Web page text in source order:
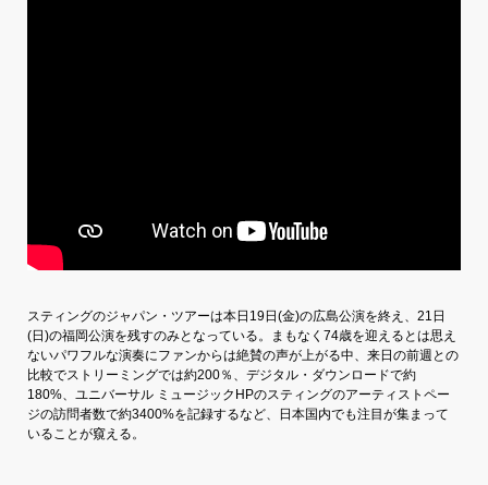
スティングのジャパン・ツアーは本日19日(金)の広島公演を終え、21日
(日)の福岡公演を残すのみとなっている。まもなく74歳を迎えるとは思え
ないパワフルな演奏にファンからは絶賛の声が上がる中、来日の前週との
比較でストリーミングでは約200％、デジタル・ダウンロードで約
180%、ユニバーサル ミュージックHPのスティングのアーティストペー
ジの訪問者数で約3400%を記録するなど、日本国内でも注目が集まって
いることが窺える。